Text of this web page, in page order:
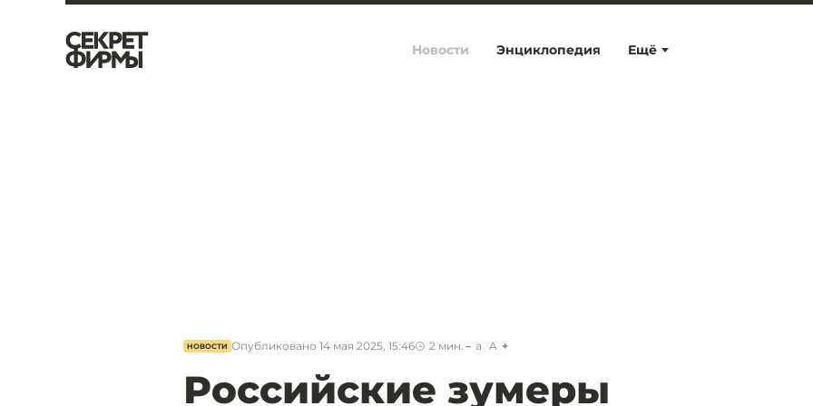
Ещё
Новости Энциклопедия
НОВОСТИ Опубликовано 14 мая 2025, 15:46 2 мин. a A
Российские зумеры